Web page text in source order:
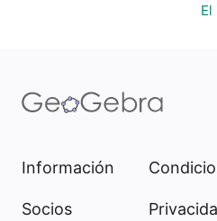
El
Información
Socios